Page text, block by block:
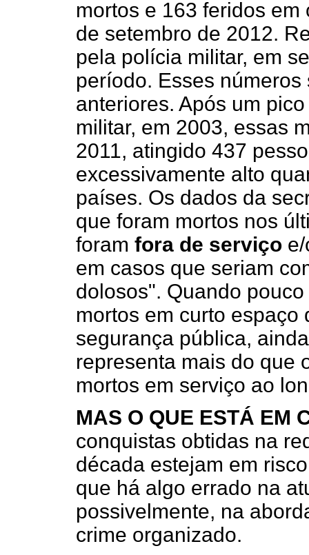
mortos e 163 feridos
de setembro de 2012.
pela polícia militar, em
período. Esses
anteriores. Após um
militar, em 2003, essas
2011, atingido 437
excessivamente alto
países. Os dados da
que foram mortos nos
foram fora de serviço
em casos que seriam
dolosos". Quando
mortos em curto
segurança pública,
representa mais do que
mortos em serviço ao
MAS O QUE ESTÁ EM
conquistas obtidas na
década estejam em
que há algo errado na
possivelmente, na
crime organizado.